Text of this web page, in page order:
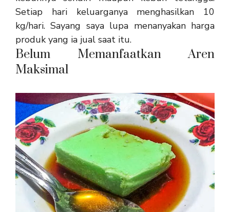
Setiap hari keluarganya menghasilkan 10
kg/hari. Sayang saya lupa menanyakan harga
produk yang ia jual saat itu.
Belum Memanfaatkan Aren
Maksimal